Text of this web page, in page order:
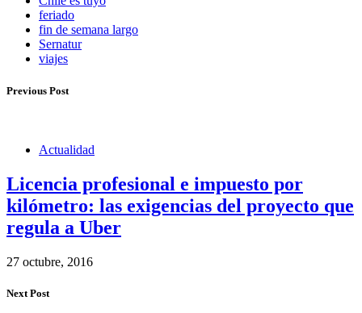
feriado
fin de semana largo
Sernatur
viajes
Previous Post
Actualidad
Licencia profesional e impuesto por
kilómetro: las exigencias del proyecto que
regula a Uber
27 octubre, 2016
Next Post